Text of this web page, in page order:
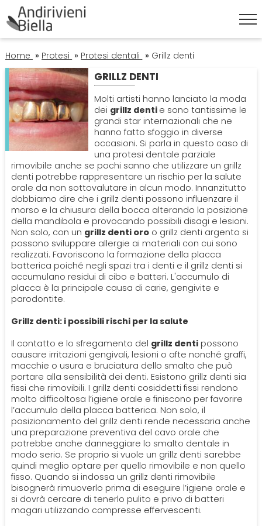
HOME
ESTETICA DENTALE
Corona Dentale
Faccette Dentali
Sbiancamento Denti
IGIENE ORALE
Igiene Orale
Pulizia Denti
ORTODONZIA
Apparecchio
Endodonzia
Ortodonzia
PATOLOGIE
Alitosi
Mal Di Denti
PROTESI
Dentiera
Impianti
Protesi Dentali
SPECIALISTI
Dentista
Impianti Dentali
Sbiancamento Dentale
Home » Protesi » Protesi dentali » Grillz denti
GRILLZ DENTI
Molti artisti hanno lanciato la moda
dei grillz denti e sono tantissime le
grandi star internazionali che ne
hanno fatto sfoggio in diverse
occasioni. Si parla in questo caso di
una protesi dentale parziale
rimovibile anche se pochi sanno che utilizzare un grillz
denti potrebbe rappresentare un rischio per la salute
orale da non sottovalutare in alcun modo. Innanzitutto
dobbiamo dire che i grillz denti possono influenzare il
morso e la chiusura della bocca alterando la posizione
della mandibola e provocando possibili disagi e lesioni.
Non solo, con un grillz denti oroo grillz denti argento si
possono sviluppare allergie ai materiali con cui sono
realizzati. Favoriscono la formazione della placca
batterica poiché negli spazi tra i denti e il grillz denti si
accumulano residui di cibo e batteri. L'accumulo di
placca è la principale causa di carie, gengivite e
parodontite.
Grillz denti: i possibili rischi per la salute
Il contatto e lo sfregamento del grillz dentipossono
causare irritazioni gengivali, lesioni o afte nonché graffi,
macchie o usura e bruciatura dello smalto che può
portare alla sensibilità dei denti. Esistono grillz denti sia
fissi che rimovibili. I grillz denti cosiddetti fissi rendono
molto difficoltosa l’igiene orale e finiscono per favorire
l’accumulo della placca batterica. Non solo, il
posizionamento del grillz denti rende necessaria anche
una preparazione preventiva del cavo orale che
potrebbe anche danneggiare lo smalto dentale in
modo serio. Se proprio si vuole un grillz denti sarebbe
quindi meglio optare per quello rimovibile e non quello
fisso. Quando si indossa un grillz denti rimovibile
bisognerà rimuoverlo prima di eseguire l’igiene orale e
si dovrà cercare di tenerlo pulito e privo di batteri
magari utilizzando compresse effervescenti.